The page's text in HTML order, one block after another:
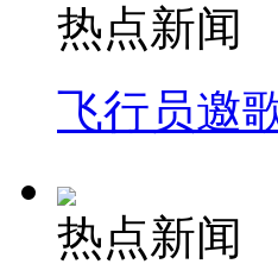
热点新闻
飞行员邀
热点新闻